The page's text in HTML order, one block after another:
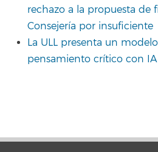
rechazo a la propuesta de
Consejería por insuficiente
La ULL presenta un
pensamiento crítico con